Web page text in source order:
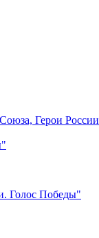
Герои России
Голос Победы"